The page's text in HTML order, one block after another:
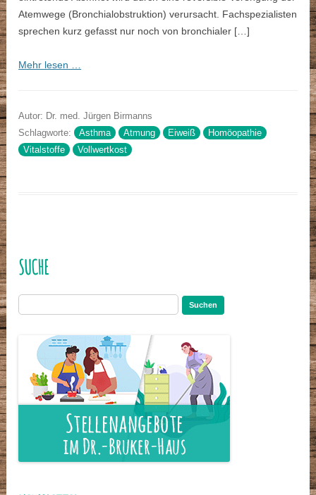
Atemwege (Bronchialobstruktion) verursacht. Fachspezialisten
sprechen kurz gefasst nur noch von bronchialer […]
Mehr lesen …
Autor: Dr. med. Jürgen Birmanns
Schlagworte: Asthma Atmung Eiweiß
Homöopathie
Vitalstoffe
Vollwertkost
SUCHE
nach: